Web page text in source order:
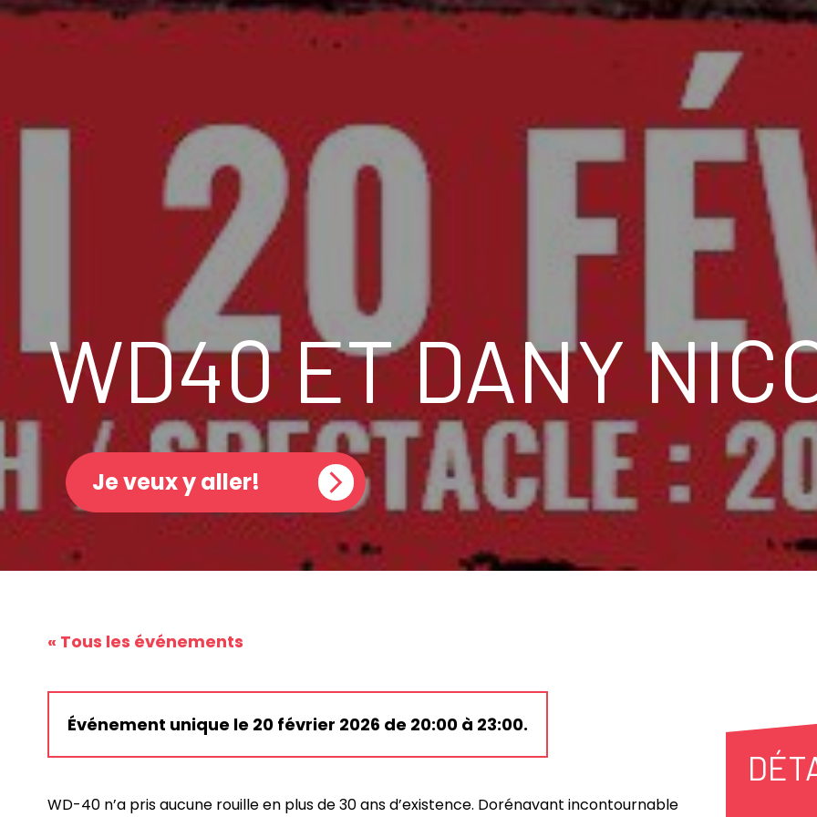
WD40 ET DANY
Je veux y aller!
« Tous les événements
Événement unique le 20 février 2026 de 20:00 à 23:00.
WD-40 n’a pris aucune rouille en plus de 30 ans d’existence. Dorénavant incontournable